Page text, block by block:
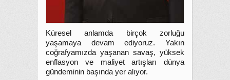
Küresel anlamda birçok zorluğu
yaşamaya devam ediyoruz. Yakın
coğrafyamızda yaşanan savaş, yüksek
enflasyon ve maliyet artışları dünya
gündeminin başında yer alıyor.